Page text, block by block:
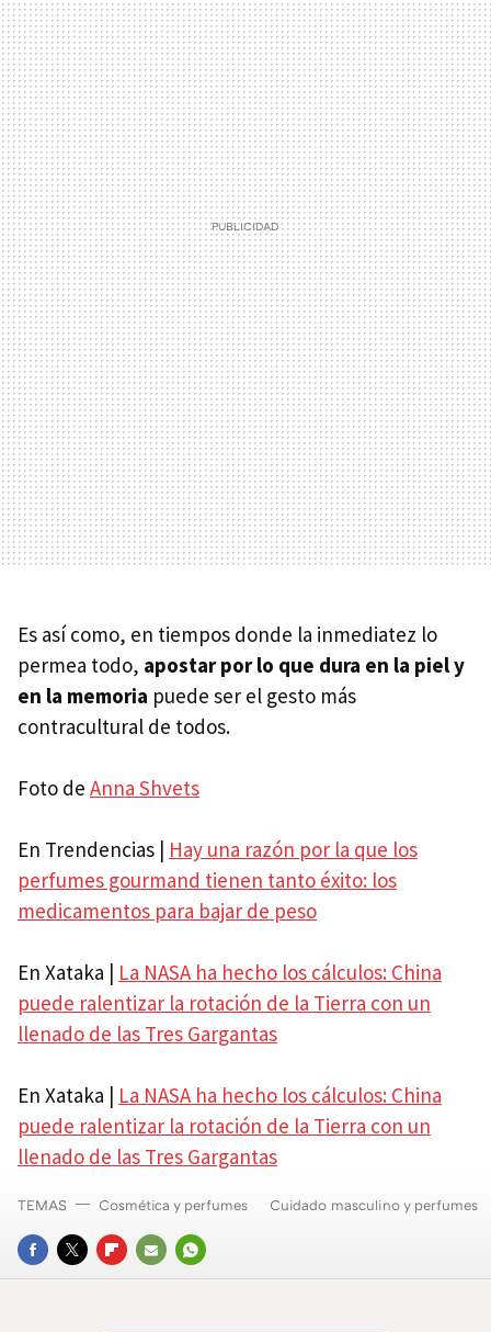
Es así como, en tiempos donde la inmediatez lo
permea todo, apostar por lo que dura en la piel y
en la memoria puede ser el gesto más
contracultural de todos.
Foto de Anna Shvets
En Trendencias | Hay una razón por la que los
perfumes gourmand tienen tanto éxito: los
medicamentos para bajar de peso
En Xataka | La NASA ha hecho los cálculos: China
puede ralentizar la rotación de la Tierra con un
llenado de las Tres Gargantas
En Xataka | La NASA ha hecho los cálculos: China
puede ralentizar la rotación de la Tierra con un
llenado de las Tres Gargantas
FACEBOOK
TWITTERFLIPBOARD
E-
WHATSAPP
TEMAS Cosmética y perfumes Cuidado masculino y perfumes